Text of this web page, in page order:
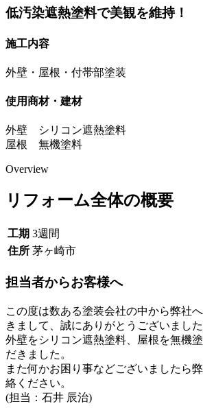
低汚染遮熱塗料で美観を維持！
施工内容
外壁・屋根・付帯部塗装
使用商材・建材
外壁 シリコン遮熱塗料
屋根 無機塗料
Overview
リフォーム全体の概要
工期 3週間
住所 茅ヶ崎市
担当者からお客様へ
この度は数ある塗装会社の中から弊社
きまして、誠にありがとうございました
外壁をシリコン遮熱塗料、屋根を無機
だきました。
また何かお困り事などございましたら
絡ください。
(担当：石井 辰治)